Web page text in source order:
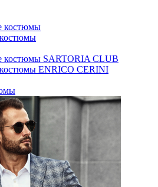
костюмы
костюмы SARTORIA CLUB
ENRICO CERINI